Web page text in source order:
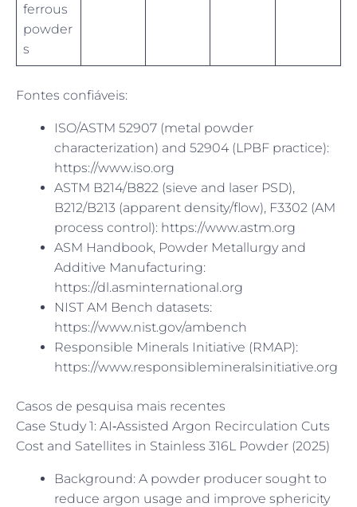
ferrous
powder
s
Fontes confiáveis:
ISO/ASTM 52907 (metal powder
characterization) and 52904 (LPBF practice):
https://www.iso.org
ASTM B214/B822 (sieve and laser PSD),
B212/B213 (apparent density/flow), F3302 (AM
process control): https://www.astm.org
ASM Handbook, Powder Metallurgy and
Additive Manufacturing:
https://dl.asminternational.org
NIST AM Bench datasets:
https://www.nist.gov/ambench
Responsible Minerals Initiative (RMAP):
https://www.responsiblemineralsinitiative.org
Casos de pesquisa mais recentes
Case Study 1: AI‑Assisted Argon Recirculation Cuts
Cost and Satellites in Stainless 316L Powder (2025)
Background: A powder producer sought to
reduce argon usage and improve sphericity